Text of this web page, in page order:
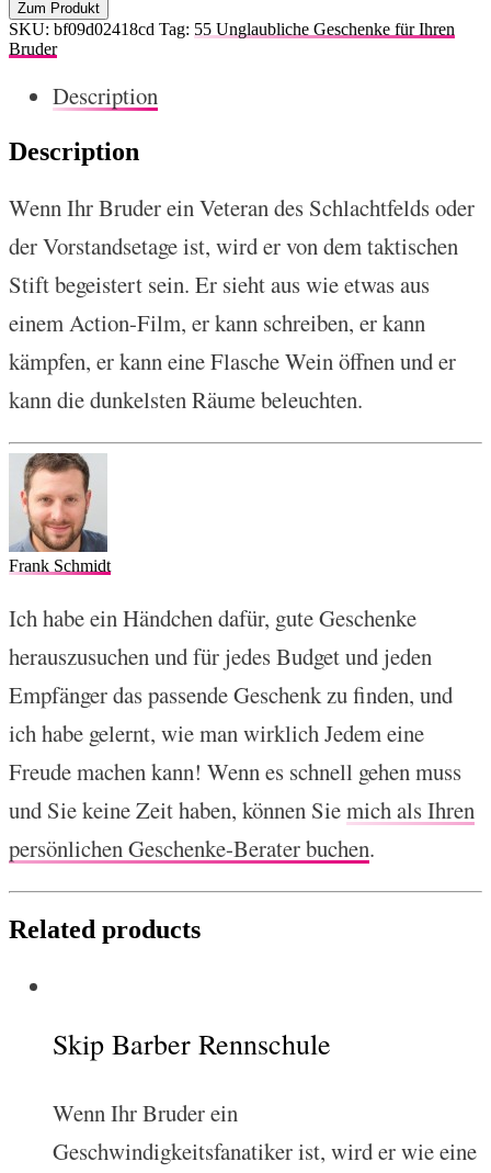
Zum Produkt
SKU: bf09d02418cd Tag: 55 Unglaubliche Geschenke für Ihren
Bruder
Description
Description
Wenn Ihr Bruder ein Veteran des Schlachtfelds oder
der Vorstandsetage ist, wird er von dem taktischen
Stift begeistert sein. Er sieht aus wie etwas aus
einem Action-Film, er kann schreiben, er kann
kämpfen, er kann eine Flasche Wein öffnen und er
kann die dunkelsten Räume beleuchten.
Frank Schmidt
Ich habe ein Händchen dafür, gute Geschenke
herauszusuchen und für jedes Budget und jeden
Empfänger das passende Geschenk zu finden, und
ich habe gelernt, wie man wirklich Jedem eine
Freude machen kann! Wenn es schnell gehen muss
und Sie keine Zeit haben, können Siemich als Ihren
persönlichen Geschenke-Berater buchen.
Related products
Skip Barber Rennschule
Wenn Ihr Bruder ein
Geschwindigkeitsfanatiker ist, wird er wie eine